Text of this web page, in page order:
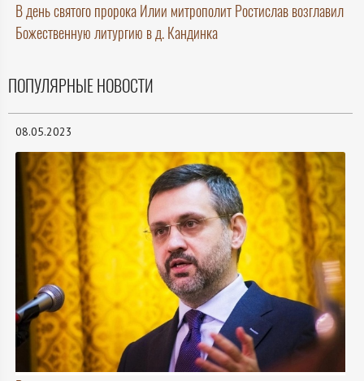
В день святого пророка Илии митрополит Ростислав возглавил
Божественную литургию в д. Кандинка
ПОПУЛЯРНЫЕ НОВОСТИ
08.05.2023